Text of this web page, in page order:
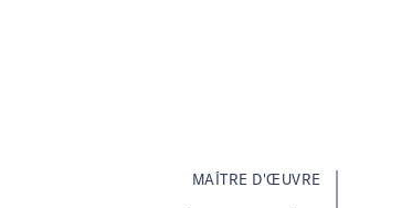
MAÎTRE D'ŒUVRE